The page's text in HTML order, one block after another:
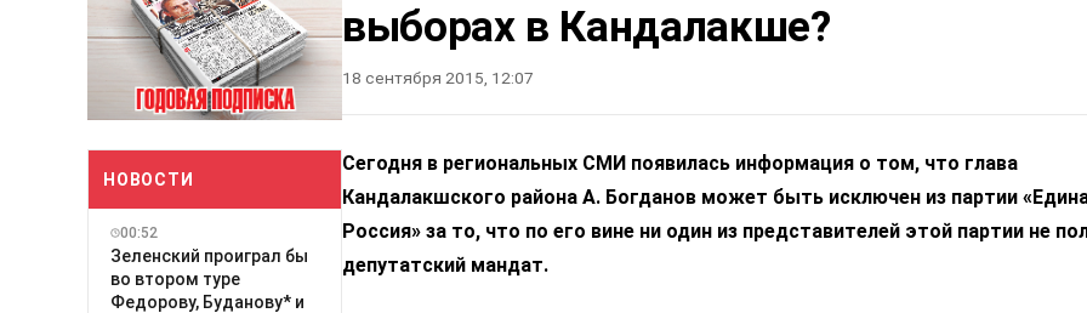
НОВОСТИ
00:52
Зеленский проиграл бы
во втором туре
Федорову, Буданову* и
выборах в Кандалакше?
18 сентября 2015, 12:07
Сегодня в региональных СМИ появилась информация о том, что глава
Кандалакшского района А. Богданов может быть исключен из партии
Россия» за то, что по его вине ни один из представителей этой партии не
депутатский мандат.